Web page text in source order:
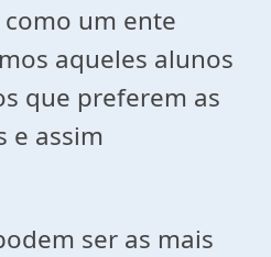
um ente
aqueles alunos
que preferem as
e assim
ser as mais